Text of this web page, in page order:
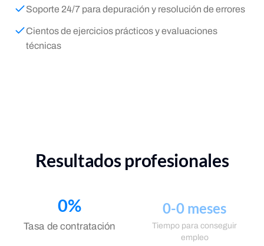
Soporte 24/7 para depuración y resolución de errores
Cientos de ejercicios prácticos y evaluaciones
técnicas
Resultados profesionales
0%
Tasa de contratación
0-0 meses
Tiempo para conseguir
empleo